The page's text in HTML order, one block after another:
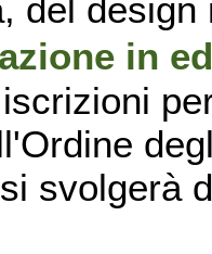
del
in
svolgerà